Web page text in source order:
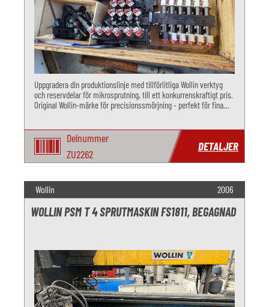
Uppgradera din produktionslinje med tillförlitliga Wollin verktyg
och reservdelar för mikrosprutning, till ett konkurrenskraftigt pris.
Original Wollin-märke för precisionssmörjning - perfekt för fina
Delnummer
ZU2262
DETALJER
Wollin 2006
WOLLIN PSM T 4 SPRUTMASKIN FS1811, BEGAGNAD